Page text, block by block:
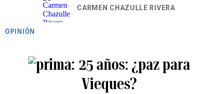
CARMEN CHAZULLE RIVERA
OPINIÓN
25 años: ¿paz para
Vieques?